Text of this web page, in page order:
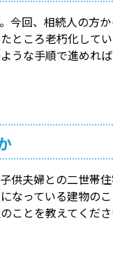
今回、相続人の方
ところ老朽化して
うな手順で進めれ
供夫婦との二世帯
なっている建物の
ことを教えてくださ